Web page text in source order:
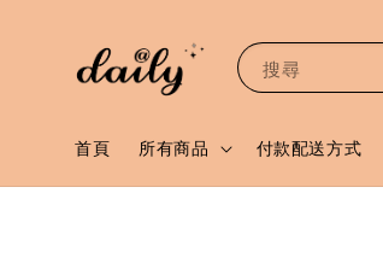
搜尋
首頁 所有商品 付款配送方式